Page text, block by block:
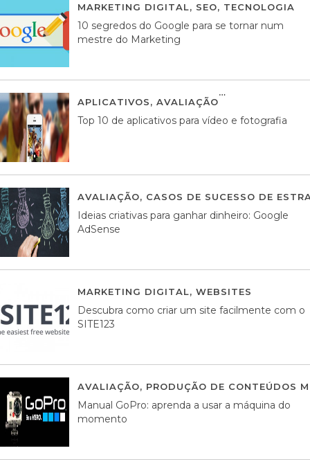
MARKETING DIGITAL, SEO, TECNOLOGIA
10 segredos do Google para se tornar num
mestre do Marketing
APLICATIVOS, AVALIAÇÃO
Top 10 de aplicativos para vídeo e fotografia
AVALIAÇÃO, CASOS DE SUCESSO DE
Ideias criativas para ganhar dinheiro: Google
AdSense
MARKETING DIGITAL, WEBSITES
Descubra como criar um site facilmente com o
SITE123
AVALIAÇÃO, PRODUÇÃO DE CONTEÚDOS
Manual GoPro: aprenda a usar a máquina do
momento